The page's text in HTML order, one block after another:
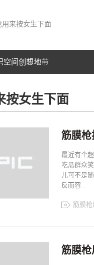
用来按女生下面
空间​创想地带
按女生下面
筋膜枪
最近有个
吃瓜群众
儿可不是
反而容...
筋膜
筋膜枪